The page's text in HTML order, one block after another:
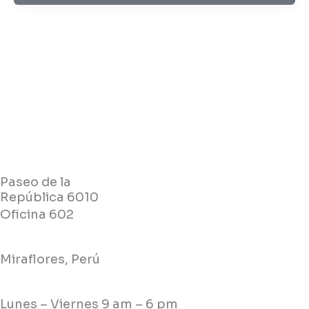
Paseo de la
República 6010
Oficina 602
Miraflores, Perú
Lunes – Viernes 9 am – 6 pm